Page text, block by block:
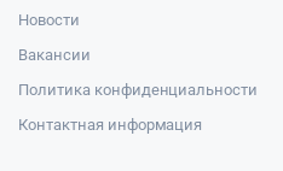
Новости
Вакансии
Политика конфиденциальности
Контактная информация